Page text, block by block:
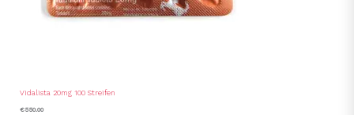
Vidalista 20mg 100 Streifen
€550.00